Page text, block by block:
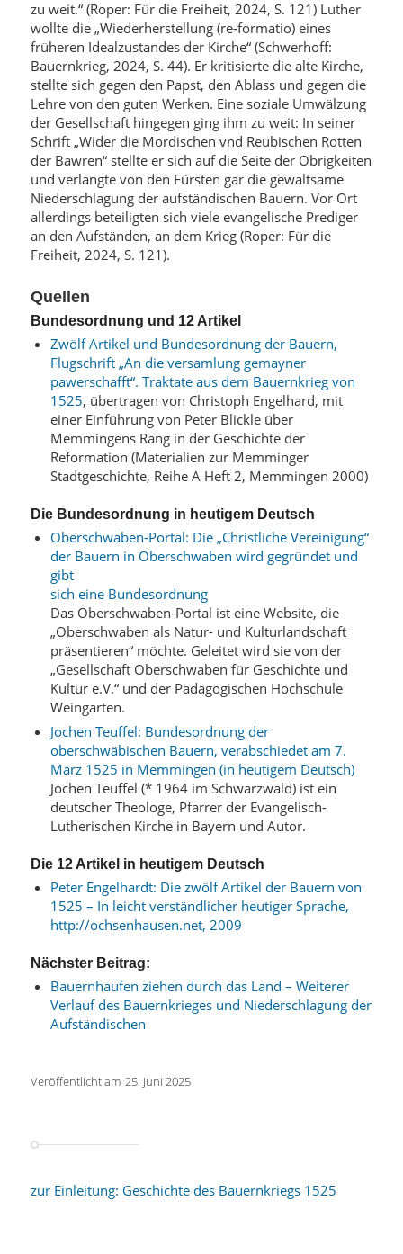
zu weit.“ (Roper: Für die Freiheit, 2024, S. 121) Luther
wollte die „Wiederherstellung (re-formatio) eines
früheren Idealzustandes der Kirche“ (Schwerhoff:
Bauernkrieg, 2024, S. 44). Er kritisierte die alte Kirche,
stellte sich gegen den Papst, den Ablass und gegen die
Lehre von den guten Werken. Eine soziale Umwälzung
der Gesellschaft hingegen ging ihm zu weit: In seiner
Schrift „Wider die Mordischen vnd Reubischen Rotten
der Bawren“ stellte er sich auf die Seite der Obrigkeiten
und verlangte von den Fürsten gar die gewaltsame
Niederschlagung der aufständischen Bauern. Vor Ort
allerdings beteiligten sich viele evangelische Prediger
an den Aufständen, an dem Krieg (Roper: Für die
Freiheit, 2024, S. 121).
Quellen
Bundesordnung und 12 Artikel
Zwölf Artikel und Bundesordnung der Bauern,
Flugschrift „An die versamlung gemayner
pawerschafft“. Traktate aus dem Bauernkrieg von
1525, übertragen von Christoph Engelhard, mit
einer Einführung von Peter Blickle über
Memmingens Rang in der Geschichte der
Reformation (Materialien zur Memminger
Stadtgeschichte, Reihe A Heft 2, Memmingen 2000)
Die Bundesordnung in heutigem Deutsch
Oberschwaben-Portal: Die „Christliche Vereinigung“
der Bauern in Oberschwaben wird gegründet und
gibt
sich eine Bundesordnung
Das Oberschwaben-Portal ist eine Website, die
„Oberschwaben als Natur- und Kulturlandschaft
präsentieren“ möchte. Geleitet wird sie von der
„Gesellschaft Oberschwaben für Geschichte und
Kultur e.V.“ und der Pädagogischen Hochschule
Weingarten.
Jochen Teuffel: Bundesordnung der
oberschwäbischen Bauern, verabschiedet am 7.
März 1525 in Memmingen (in heutigem Deutsch)
Jochen Teuffel (* 1964 im Schwarzwald) ist ein
deutscher Theologe, Pfarrer der Evangelisch-
Lutherischen Kirche in Bayern und Autor.
Die 12 Artikel in heutigem Deutsch
Peter Engelhardt: Die zwölf Artikel der Bauern von
1525 – In leicht verständlicher heutiger Sprache,
http://ochsenhausen.net, 2009
Nächster Beitrag:
Bauernhaufen ziehen durch das Land – Weiterer
Verlauf des Bauernkrieges und Niederschlagung der
Aufständischen
Veröffentlicht am 25. Juni 2025
zur Einleitung: Geschichte des Bauernkriegs 1525